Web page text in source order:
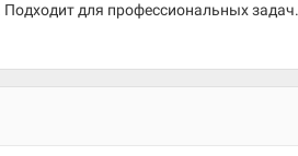
Подходит для профессиональных задач.